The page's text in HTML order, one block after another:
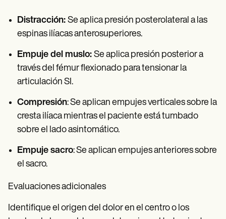
Distracción: Se aplica presión posterolateral a las
espinas ilíacas anterosuperiores.
Empuje del muslo: Se aplica presión posterior a
través del fémur flexionado para tensionar la
articulación SI.
Compresión: Se aplican empujes verticales sobre la
cresta ilíaca mientras el paciente está tumbado
sobre el lado asintomático.
Empuje sacro: Se aplican empujes anteriores sobre
el sacro.
Evaluaciones adicionales
Identifique el origen del dolor en el centro o los